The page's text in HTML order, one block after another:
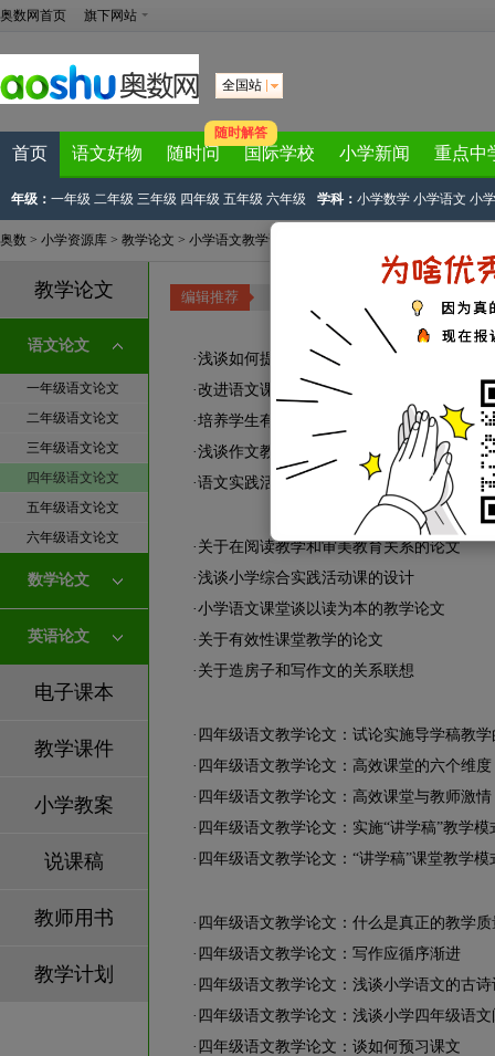
奥数网首页 旗下网站
全国站
首页 语文好物 随时问
随时解答
国际学校 小学新闻 重点中
年级： 一年级 二年级 三年级 四年级 五年级 六年级 学科： 小学数学 小学语文 小
奥数 > 小学资源库 > 教学论文 > 小学语文教学论文
教学论文
语文论文
一年级语文论文
二年级语文论文
三年级语文论文
四年级语文论文
五年级语文论文
六年级语文论文
数学论文
英语论文
电子课本
教学课件
小学教案
说课稿
教师用书
教学计划
编辑推荐 小学教案 说课
·浅谈如何提高四年级学生朗读
·改进语文课堂教学方式，提高教学质量
·培养学生有效利用资源的习惯
·浅谈作文教学中学生的个性培养
·语文实践活动的尝试与反思
· 关于在阅读教学和审美教育关系的论文
·浅谈小学综合实践活动课的设计
·小学语文课堂谈以读为本的教学论文
· 关于有效性课堂教学的论文
· 关于造房子和写作文的关系联想
· 四年级语文教学论文：试论实施导学稿教
· 四年级语文教学论文：高效课堂的六个维度
· 四年级语文教学论文：高效课堂与教师激情
· 四年级语文教学论文：实施“讲学稿”教学模
· 四年级语文教学论文：“讲学稿”课堂教学
· 四年级语文教学论文：什么是真正的教学质
· 四年级语文教学论文：写作应循序渐进
· 四年级语文教学论文：浅谈小学语文的古
· 四年级语文教学论文：浅谈小学四年级语
· 四年级语文教学论文：谈如何预习课文